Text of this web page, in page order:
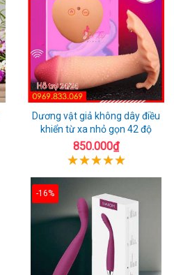
Dương vật giả không dây điều
khiển từ xa nhỏ gọn 42 độ
850.000₫
-16%